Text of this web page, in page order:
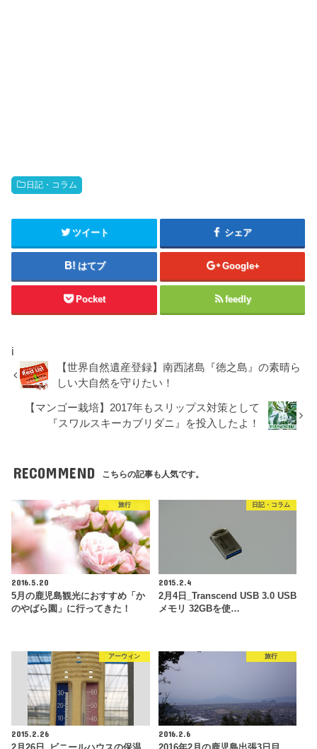
日記・コラム
ツイート シェア
はてブ Google+
Pocket feedly
i
【世界自然遺産登録】南西諸島『徳之島』の素晴ら
しい大自然を守りたい！
【マンゴー栽培】2017年もスリップス対策として
『スワルスキーカブリダニ』を投入したよ！
RECOMMEND こちらの記事も人気です。
旅行
2016.5.20
5月の鹿児島観光におすすめ「か
のやばら園」に行ってきた！
日記・コラム
2015.2.4
2月4日_Transcend USB 3.0 USB
メモリ 32GBを使…
アーウィン
2015.2.26
旅行
2016.2.6